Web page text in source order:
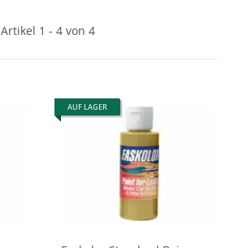
Artikel 1 - 4 von 4
AUF LAGER